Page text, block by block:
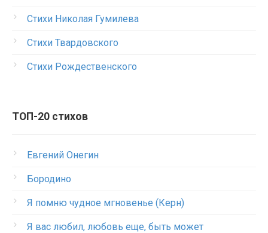
Стихи Николая Гумилева
Стихи Твардовского
Стихи Рождественского
ТОП-20 стихов
Евгений Онегин
Бородино
Я помню чудное мгновенье (Керн)
Я вас любил, любовь еще, быть может